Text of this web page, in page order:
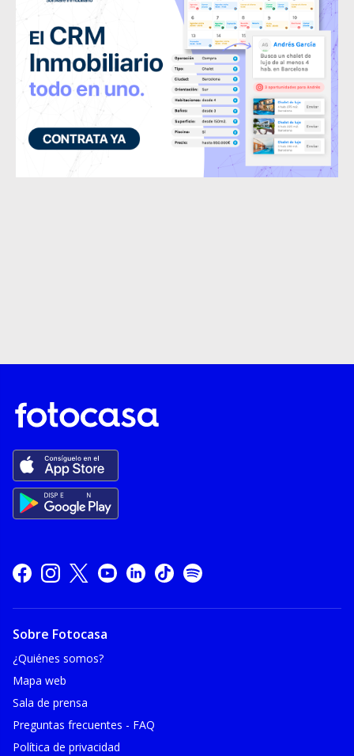
Sobre Fotocasa
¿Quiénes somos?
Mapa web
Sala de prensa
Preguntas frecuentes - FAQ
Política de privacidad